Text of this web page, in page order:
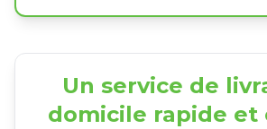
Un service de
domicile rapide et